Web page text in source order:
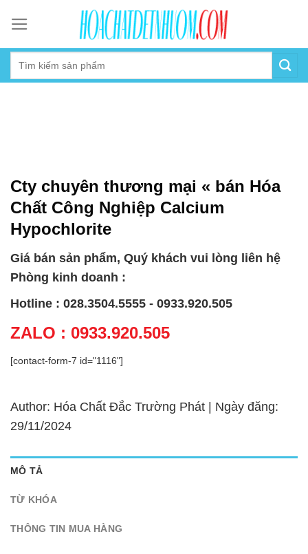
content
Cty chuyên thương mại « bán Hóa
Chất Công Nghiệp Calcium
Hypochlorite
Giá bán sản phẩm, Quý khách vui lòng liên hệ
Phòng kinh doanh :
Hotline : 028.3504.5555 - 0933.920.505
ZALO : 0933.920.505
[contact-form-7 id="1116"]
Author: Hóa Chất Đắc Trường Phát | Ngày đăng:
29/11/2024
MÔ TẢ
TỪ KHÓA
THÔNG TIN MUA HÀNG